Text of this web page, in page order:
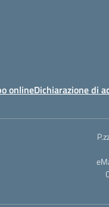
onlineDichiarazione di